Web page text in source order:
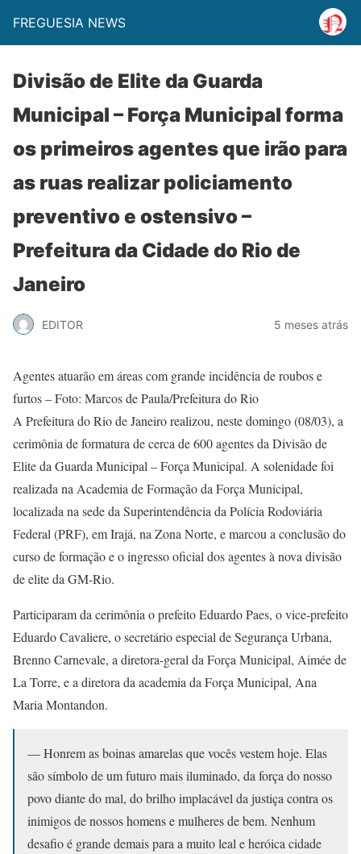
FREGUESIA NEWS
Divisão de Elite da Guarda
Municipal – Força Municipal forma
os primeiros agentes que irão para
as ruas realizar policiamento
preventivo e ostensivo –
Prefeitura da Cidade do Rio de
Janeiro
EDITOR 5 meses atrás
Agentes atuarão em áreas com grande incidência de roubos e
furtos – Foto: Marcos de Paula/Prefeitura do Rio
A Prefeitura do Rio de Janeiro realizou, neste domingo (08/03), a
cerimônia de formatura de cerca de 600 agentes da Divisão de
Elite da Guarda Municipal – Força Municipal. A solenidade foi
realizada na Academia de Formação da Força Municipal,
localizada na sede da Superintendência da Polícia Rodoviária
Federal (PRF), em Irajá, na Zona Norte, e marcou a conclusão do
curso de formação e o ingresso oficial dos agentes à nova divisão
de elite da GM-Rio.
Participaram da cerimônia o prefeito Eduardo Paes, o vice-prefeito
Eduardo Cavaliere, o secretário especial de Segurança Urbana,
Brenno Carnevale, a diretora-geral da Força Municipal, Aimée de
La Torre, e a diretora da academia da Força Municipal, Ana
Maria Montandon.
— Honrem as boinas amarelas que vocês vestem hoje. Elas
são símbolo de um futuro mais iluminado, da força do nosso
povo diante do mal, do brilho implacável da justiça contra os
inimigos de nossos homens e mulheres de bem. Nenhum
desafio é grande demais para a muito leal e heróica cidade